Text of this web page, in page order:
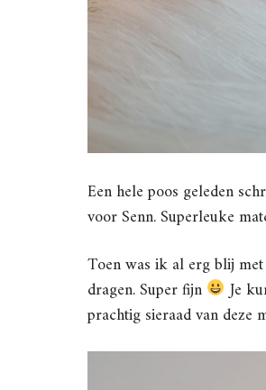
Een hele poos geleden
voor Senn. Superleuke
Toen was ik al erg blij
dragen. Super fijn
Je
prachtig sieraad van deze